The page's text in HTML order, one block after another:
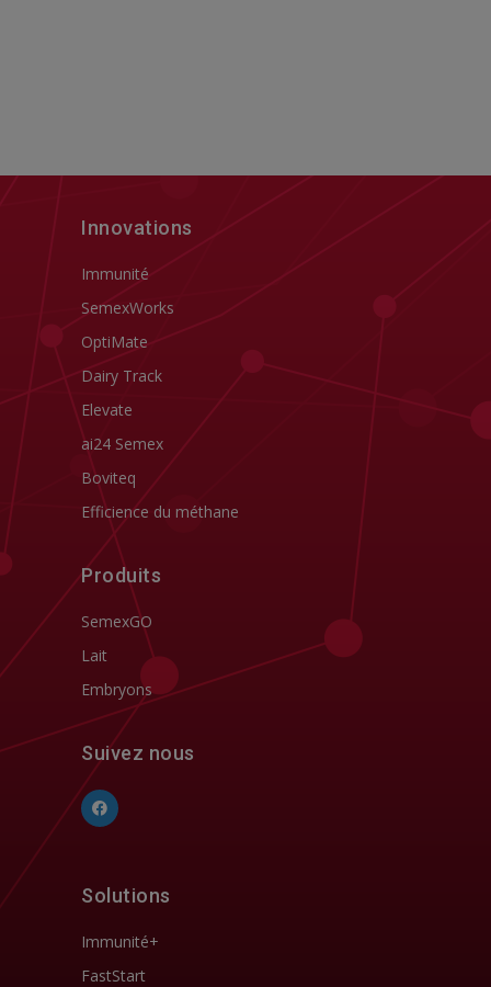
Innovations
Immunité
SemexWorks
OptiMate
Dairy Track
Elevate
ai24 Semex
Boviteq
Efficience du méthane
Produits
SemexGO
Lait
Embryons
Suivez nous
Solutions
Immunité+
FastStart